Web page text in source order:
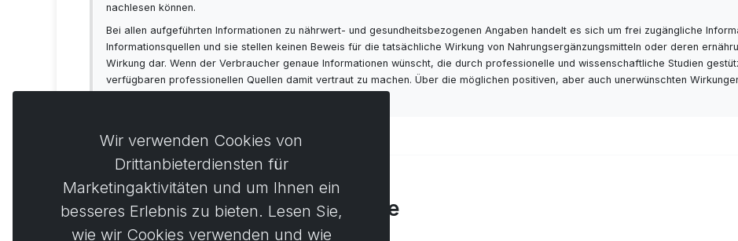
nachlesen können.
Bei allen aufgeführten Informationen zu nährwert- und gesundheitsbezogenen Angaben handelt es sich um frei zugängliche
Informationsquellen und sie stellen keinen Beweis für die tatsächliche Wirkung von Nahrungsergänzungsmitteln oder deren
Wirkung dar. Wenn der Verbraucher genaue Informationen wünscht, die durch professionelle und wissenschaftliche Studien
verfügbaren professionellen Quellen damit vertraut zu machen. Über die möglichen positiven, aber auch unerwünschten
0 Kommentare
Wir verwenden Cookies von
Drittanbieterdiensten für
Marketingaktivitäten und um Ihnen ein
besseres Erlebnis zu bieten. Lesen Sie,
wie wir Cookies verwenden und wie